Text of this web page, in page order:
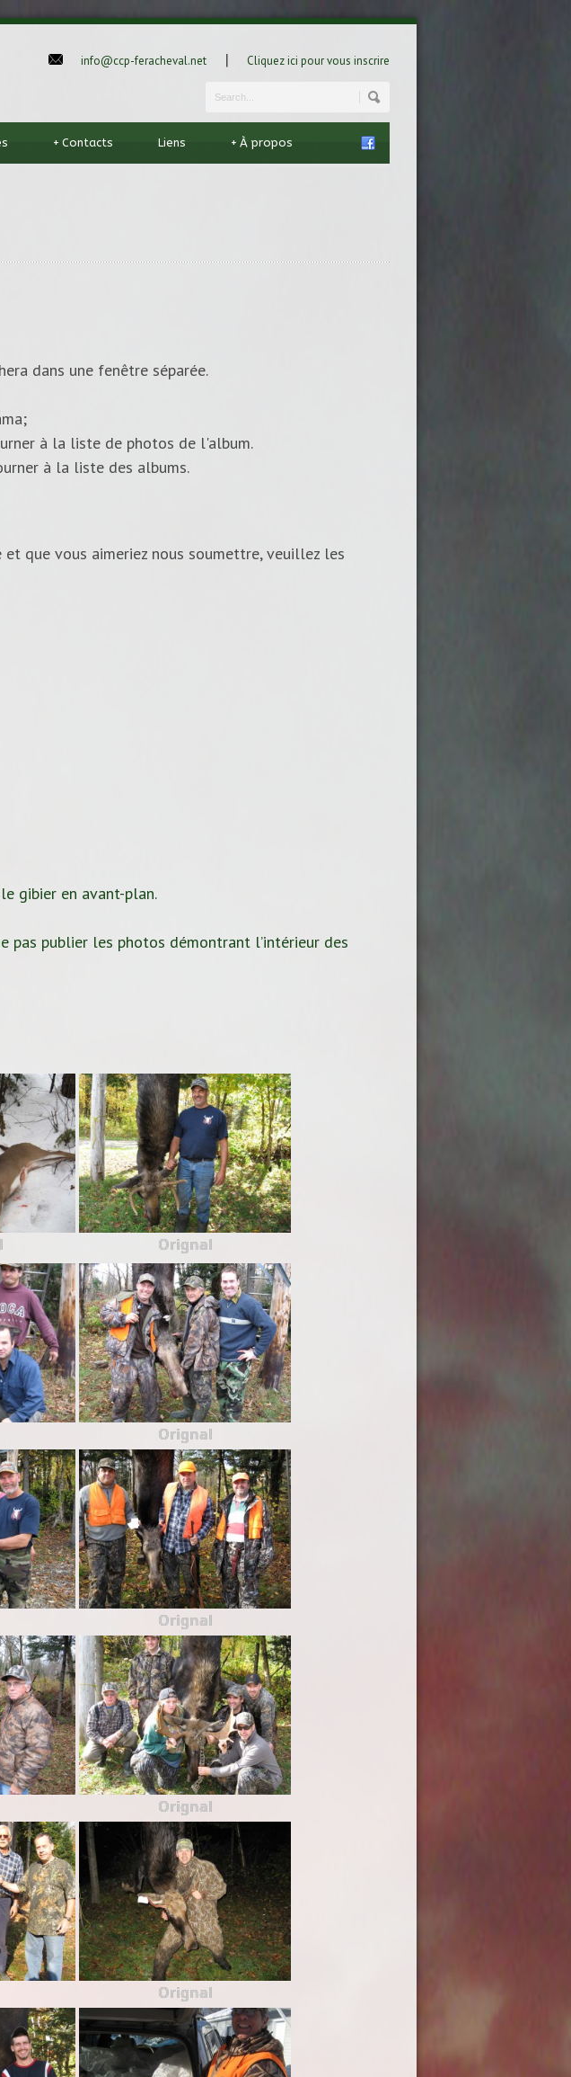
info@ccp-feracheval.net | Cliquez ici pour vous inscrire
Contacts
+ Liens À propos
+
dans une fenêtre séparée.
à la liste de photos de l'album.
à la liste des albums.
que vous aimeriez nous soumettre, veuillez les
gibier en avant-plan.
publier les photos démontrant l’intérieur des
Orignal
Orignal
Orignal
Orignal
Orignal